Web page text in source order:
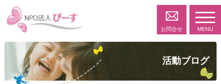
お問合せ MENU
活動ブログ